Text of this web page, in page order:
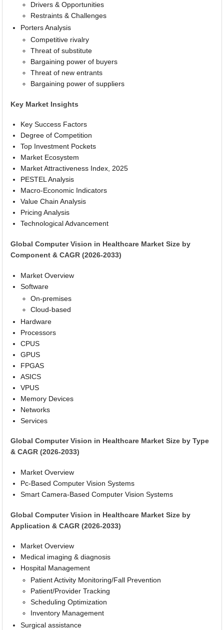
Drivers & Opportunities
Restraints & Challenges
Porters Analysis
Competitive rivalry
Threat of substitute
Bargaining power of buyers
Threat of new entrants
Bargaining power of suppliers
Key Market Insights
Key Success Factors
Degree of Competition
Top Investment Pockets
Market Ecosystem
Market Attractiveness Index, 2025
PESTEL Analysis
Macro-Economic Indicators
Value Chain Analysis
Pricing Analysis
Technological Advancement
Global Computer Vision in Healthcare Market Size by
Component & CAGR (2026-2033)
Market Overview
Software
On-premises
Cloud-based
Hardware
Processors
CPUS
GPUS
FPGAS
ASICS
VPUS
Memory Devices
Networks
Services
Global Computer Vision in Healthcare Market Size by Type
& CAGR (2026-2033)
Market Overview
Pc-Based Computer Vision Systems
Smart Camera-Based Computer Vision Systems
Global Computer Vision in Healthcare Market Size by
Application & CAGR (2026-2033)
Market Overview
Medical imaging & diagnosis
Hospital Management
Patient Activity Monitoring/Fall Prevention
Patient/Provider Tracking
Scheduling Optimization
Inventory Management
Surgical assistance